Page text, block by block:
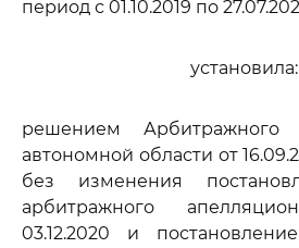
период с 01.10.2019 по
установила:
решением Арбитражного
автономной области от
без изменения
арбитражного
03.12.2020 и